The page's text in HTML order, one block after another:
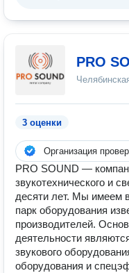
PRO
3 оценки
Организация
PRO SOUND —
звукотехнического и
десяти лет. Мы имеем
парк оборудования
производителей.
деятельности
звукового
оборудования и